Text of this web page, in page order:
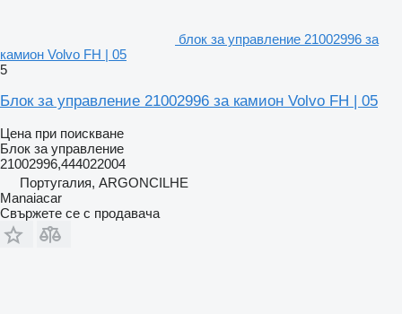
блок за управление 21002996 за
камион Volvo FH | 05
5
Блок за управление 21002996 за камион Volvo FH | 05
Цена при поискване
Блок за управление
21002996,444022004
Португалия, ARGONCILHE
Manaiacar
Свържете се с продавача